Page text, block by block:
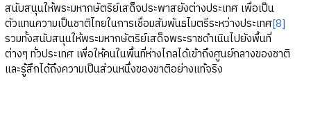
สนับสนุนให้พระมหากษัตริย์เสด็จประพาสยังต่างประเทศ เพื่อเป็น
ตัวแทนความเป็นชาติไทยในการเชื่อมสัมพันธไมตรีระหว่างประเทศ[8]
รวมทั้งสนับสนุนให้พระมหากษัตริย์เสด็จพระราชดำเนินไปยังพื้นที่
ต่างๆ ทั่วประเทศ เพื่อให้คนในพื้นที่ห่างไกลได้เข้าถึงศูนย์กลางของชาติ
และรู้สึกได้ถึงความเป็นส่วนหนึ่งของชาติอย่างแท้จริง